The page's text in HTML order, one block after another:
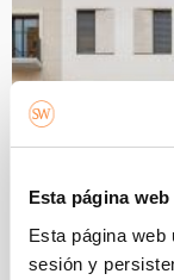
Esta página
Esta página
sesión y